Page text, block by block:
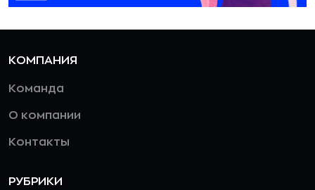
КОМПАНИЯ
Команда
О компании
Контакты
РУБРИКИ